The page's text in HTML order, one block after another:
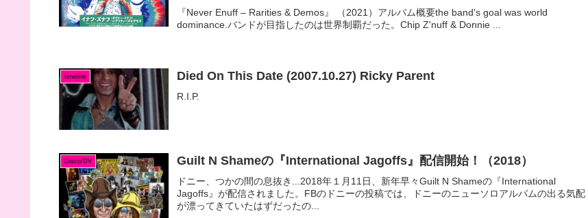
『Never Enuff – Rarities & Demos』 （2021）アルバム概要the band's goal was world
dominance.バンドが目指したのは世界制覇だった。Chip Z'nuff & Donnie ...
timeline Died On This Date (2007.10.27) Ricky Parent
R.I.P.
Disco/DV Guilt N Shameの『International Jagoffs』配信開始！（2018）
ドニー、つかの間の息抜き...2018年１月11日、新年早々Guilt N Shameの『International
Jagoffs』が配信されました。FBのドニーの投稿では、ドニーのニューソロアルバムの出る気配
が漂ってきていたはずだったの...